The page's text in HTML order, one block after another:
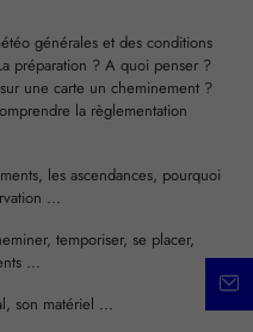
générales et des conditions
préparation ? A quoi penser ?
une carte un cheminement ?
la règlementation
les ascendances, pourquoi
...
temporiser, se placer,
...
son matériel ...